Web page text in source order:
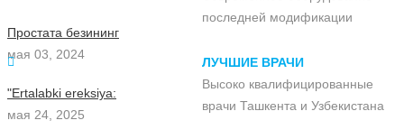
Простата безининг
мая 03, 2024
"Ertalabki ereksiya:
мая 24, 2025
последней модификации
ЛУЧШИЕ ВРАЧИ
Высоко квалифицированные
врачи Ташкента и Узбекистана